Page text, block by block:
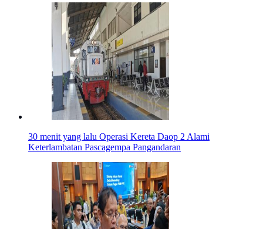
30 menit yang lalu Operasi Kereta Daop 2 Alami
Keterlambatan Pascagempa Pangandaran